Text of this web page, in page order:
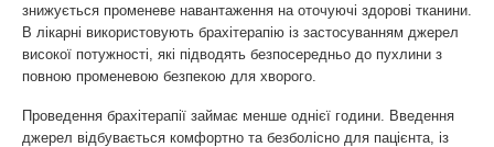
знижується променеве навантаження на оточуючі здорові тканини.
В лікарні використовують брахітерапію із застосуванням джерел
високої потужності, які підводять безпосередньо до пухлини з
повною променевою безпекою для хворого.
Проведення брахітерапії займає менше однієї години. Введення
джерел відбувається комфортно та безболісно для пацієнта, із